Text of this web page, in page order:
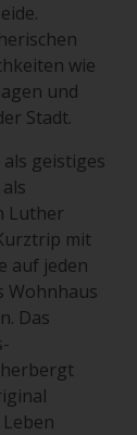
wie
und
Stadt.
geistiges
Luther
mit
auf jeden
Wohnhaus
Das